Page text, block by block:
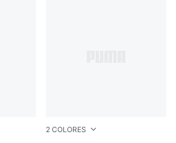
2 COLORES